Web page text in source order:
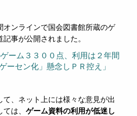
オンラインで国会図書館所蔵のゲ
事が公開されました。
ーム３３００点、利用は２年間
ーセン化」懸念しＰＲ控え」
て、ネット上には様々な意見が出
ては、ゲーム資料の利用が低迷し